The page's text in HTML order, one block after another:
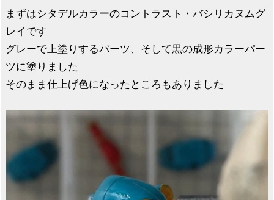
まずはシタデルカラーのコントラスト・バシリカヌムグ
レイです
グレーで上塗りするパーツ、そして黒の成形カラーパー
ツに塗りました
そのまま仕上げ色になったところもありました